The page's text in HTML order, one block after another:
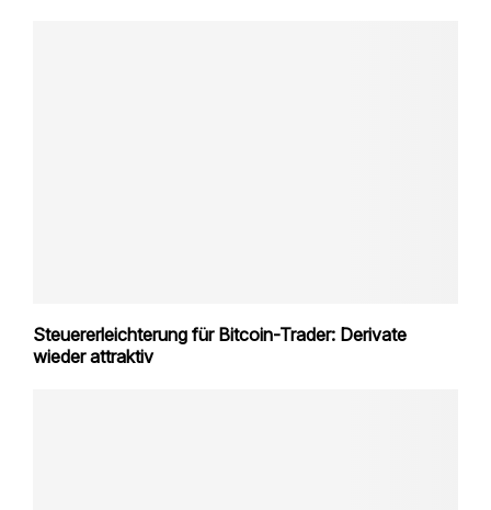
Steuererleichterung für Bitcoin-Trader: Derivate
wieder attraktiv